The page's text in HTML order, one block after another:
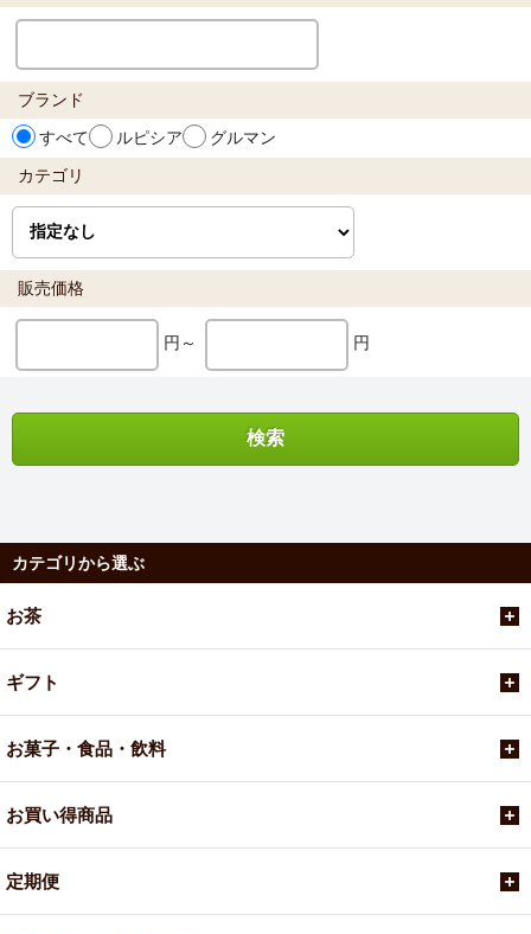
ブランド
すべて
ルピシア グルマン
カテゴリ
販売価格
円～ 円
カテゴリから選ぶ
お茶
ギフト
お菓子・食品・飲料
お買い得商品
定期便